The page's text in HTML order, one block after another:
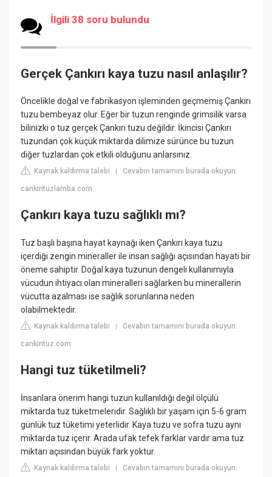
İlgili 38 soru bulundu
Gerçek Çankırı kaya tuzu nasıl anlaşılır?
Öncelikle doğal ve fabrikasyon işleminden geçmemiş Çankırı
tuzu bembeyaz olur. Eğer bir tuzun renginde grimsilik varsa
bilinizki o tuz gerçek Çankırı tuzu değildir. İkincisi Çankırı
tuzundan çok küçük miktarda dilimize sürünce bu tuzun
diğer tuzlardan çok etkili olduğunu anlarsınız.
Kaynak kaldırma talebi |Cevabın tamamını burada okuyun:
cankirituzlamba.com
Çankırı kaya tuzu sağlıklı mı?
Tuz başlı başına hayat kaynağı iken Çankırı kaya tuzu
içerdiği zengin mineraller ile insan sağlığı açısından hayati bir
öneme sahiptir. Doğal kaya tuzunun dengeli kullanımıyla
vücudun ihtiyacı olan mineralleri sağlarken bu minerallerin
vücutta azalması ise sağlık sorunlarına neden
olabilmektedir.
Kaynak kaldırma talebi |Cevabın tamamını burada okuyun:
cankirituz.com
Hangi tuz tüketilmeli?
İnsanlara önerim hangi tuzun kullanıldığı değil ölçülü
miktarda tuz tüketmeleridir. Sağlıklı bir yaşam için 5-6 gram
günlük tuz tüketimi yeterlidir. Kaya tuzu ve sofra tuzu aynı
miktarda tuz içerir. Arada ufak tefek farklar vardır ama tuz
miktarı açısından büyük fark yoktur.
Kaynak kaldırma talebi |Cevabın tamamını burada okuyun: